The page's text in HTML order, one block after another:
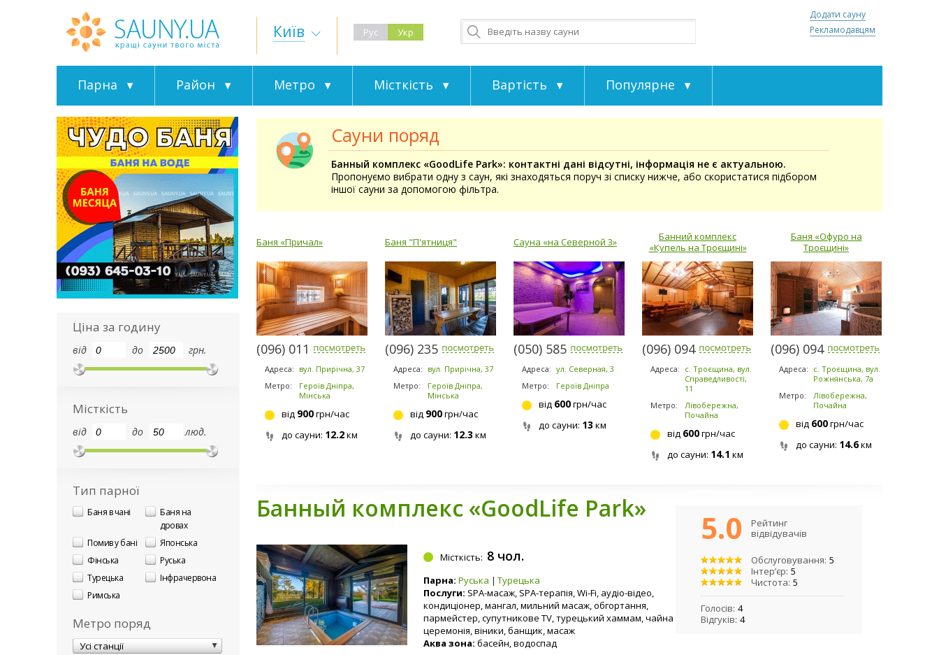
Київ Рус Укр
Додати сауну
Рекламодавцям
Парна Район Метро Місткість Вартість Популярне
Сауни поряд
Банный комплекс «GoodLife Park»: контактні дані відсутні, інформація не є актуальною.
Пропонуємо вибрати одну з саун, які знаходяться поруч зі списку нижче, або скористатися підбором
іншої сауни за допомогою фільтра.
Баня «Причал»
(096) 011-2010
Адреса: вул. Прирічна, 37
Метро:
Героїв Дніпра,
Мінська
від 900грн/час
до сауни: 12.2км
Баня "П'ятниця"
(096) 235-0035
Адреса: вул. Прирічна, 37
Метро:
Героїв Дніпра,
Мінська
від 900грн/час
до сауни: 12.3 км
Сауна «на Северной 3»
(050) 585-1371
Адреса: ул. Северная, 3
Метро:
Героїв Дніпра
від 600грн/час
до сауни: 13 км
Банний комплекс
«Купель на Троєщині»
(096) 094-5294
Адреса: с. Троєщина, вул.
Справедливості,
11
Метро:
Лівобережна,
Почайна
від 600грн/час
до сауни: 14.1 км
Баня «Офуро на
Троєщині»
(096) 094-5294
Адреса: с. Троєщина, вул.
Рожнянська, 7а
Метро:
Лівобережна,
Почайна
від 600грн/час
до сауни: 14.6км
Банный комплекс «GoodLife Park»
Місткість: 8 чол.
Парна: Руська
Турецька
Послуги: SPA-масаж, SPA-терапія, Wi-Fi, аудіо-відео,
кондиціонер, мангал, мильний масаж, обгортання,
пармейстер, супутникове TV, турецький хаммам, чайна
церемонія, віники, банщик, масаж
Аква зона: басейн, водоспад
5.0
Рейтинг
відвідувачів
Обслуговування: 5
Інтер’єр: 5
Чистота: 5
Голосів: 4
Відгуків: 4
Ціна за годину
від до грн.
Місткість
від до люд.
Тип парної
Баня в чані
Баня на
дровах
Помив у бані
Японська
Фінська
Руська
Турецька
Інфрачервона
Римська
Метро поряд
Усі станції